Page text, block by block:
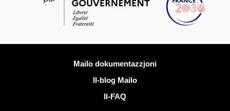
Mailo dokumentazzjoni
Il-blog Mailo
Il-FAQ